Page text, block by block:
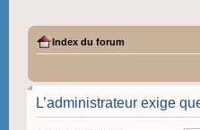
Index du forum
L’administrateur exige